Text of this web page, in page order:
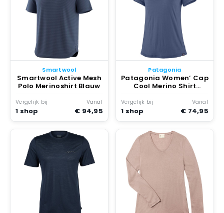
Smartwool
Smartwool Active Mesh
Polo Merinoshirt Blauw
Vergelijk bij
1 shop
Vanaf
€ 94,95
Patagonia
Patagonia Women’ Cap
Cool Merino Shirt
Merinoshirt Blauw
Vergelijk bij
1 shop
Vanaf
€ 74,95